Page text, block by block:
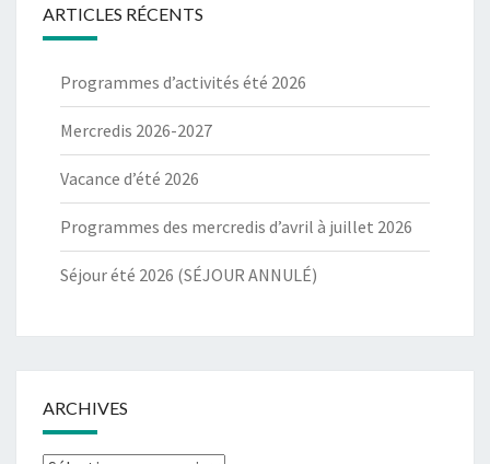
ARTICLES RÉCENTS
Programmes d’activités été 2026
Mercredis 2026-2027
Vacance d’été 2026
Programmes des mercredis d’avril à juillet 2026
Séjour été 2026 (SÉJOUR ANNULÉ)
ARCHIVES